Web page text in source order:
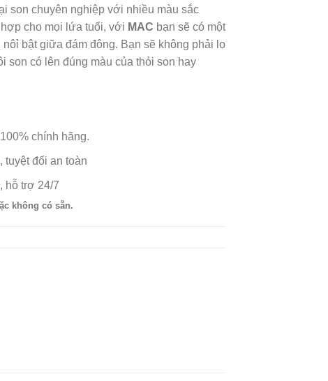
son chuyên nghiệp với nhiều màu sắc
cho mọi lứa tuổi, với MAC bạn sẽ có một
bật giữa đám đông. Bạn sẽ không phải lo
son có lên đúng màu của thỏi son hay
chính hãng.
đối an toàn
hỗ trợ 24/7
không có sẵn.